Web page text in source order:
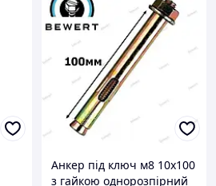
Анкер під ключ м8 10х100
з гайкою однорозпірний